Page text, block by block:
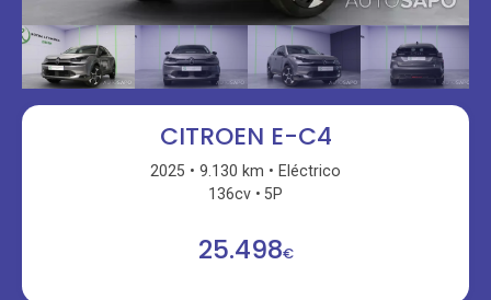
CITROEN E-C4
2025 9.130 km
Eléctrico
136cv
5P
25.498€